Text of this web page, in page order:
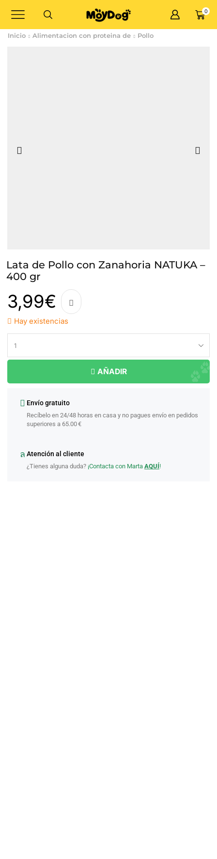
0
Inicio Alimentacion con proteina de Pollo
Lata de Pollo con Zanahoria NATUKA –
400 gr
3,99€
Hay existencias
AÑADIR
Envío gratuito
Recíbelo en 24/48 horas en casa y no pagues envío en pedidos
superiores a 65.00 €
Atención al cliente
¿Tienes alguna duda? ¡Contacta con Marta AQUÍ!